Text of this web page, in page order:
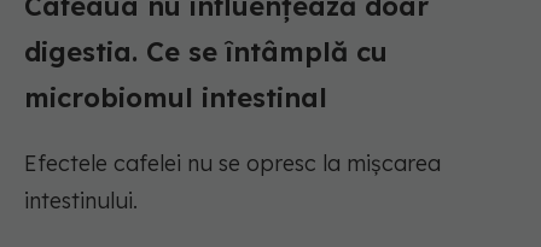
digestia. Ce se întâmplă cu
microbiomul intestinal
Efectele cafelei nu se opresc la mișcarea
intestinului.